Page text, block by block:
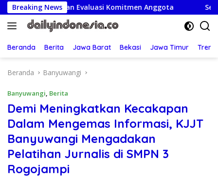
Langsung
ke
konten
Breaking News
dan Evaluasi Komitmen Anggota Semarak HUT RI
Beranda Berita Jawa Barat Bekasi Jawa Timur
Beranda Banyuwangi
Banyuwangi, Berita
Demi Meningkatkan Kecakapan
Dalam Mengemas Informasi, KJJT
Banyuwangi Mengadakan
Pelatihan Jurnalis di SMPN 3
Rogojampi